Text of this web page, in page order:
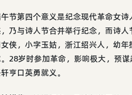
节第四个意义是纪念现代革命女
乃与诗人节合并举行纪念，而诗
侠，小字玉姑，浙江绍兴人，幼
28岁时参加革命，影响极大，预
亨口英勇就义。